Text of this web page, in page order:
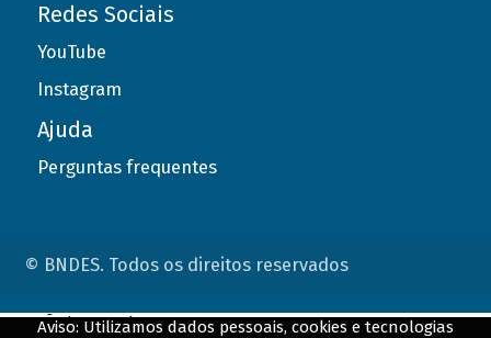
Redes Sociais
YouTube
Instagram
Ajuda
Perguntas frequentes
© BNDES. Todos os direitos reservados
Aviso: Utilizamos dados pessoais, cookies e tecnologias
ConteÃºdo complementar